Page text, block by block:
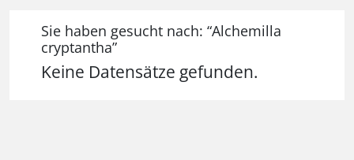
Sie haben gesucht nach: “Alchemilla
cryptantha”
Keine Datensätze gefunden.